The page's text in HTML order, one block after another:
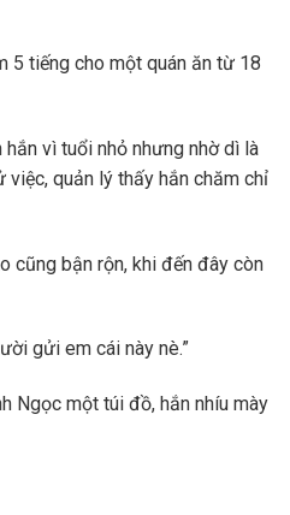
5 tiếng cho một quán ăn từ 18
vì tuổi nhỏ nhưng nhờ dì là
quản lý thấy hắn chăm chỉ
cũng bận rộn, khi đến đây còn
gửi em cái này nè.”
Ngọc một túi đồ, hắn nhíu mày